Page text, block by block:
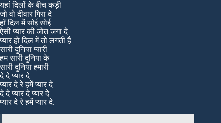
यहां दिलों के बीच कड़ी
जो वो दीवार गिरा दे
हाँ दिल में सोई सोई
ऐसी प्यार की जोत जगा दे
प्यार हो दिल में तो लगती है
सारी दुनिया प्यारी
हम सारी दुनिया के
सारी दुनिया हमारी
दे दे प्यार दे
प्यार दे रे हमें प्यार दे
दे दे प्यार दे प्यार दे
प्यार दे रे हमें प्यार दे.